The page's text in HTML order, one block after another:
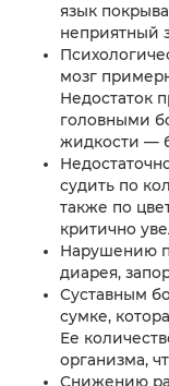
язык
неприятный
мозг
Недостаток
головными
жидкости —
судить по
также по
критично
Нарушению
диарея,
Суставным
сумке,
Ее
организма,
Снижению